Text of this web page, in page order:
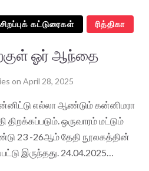
சிறப்புக் கட்டுரைகள் ரித்திகா
ஓர் ஆந்தை
on April 28, 2025
எல்லா ஆண்டும் கன்னிமரா
ஒருவாரம் மட்டும்
23 -26ஆம் தேதி நூலகத்தின்
இருந்தது. 24.04.2025…